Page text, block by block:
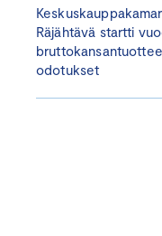
Räjähtävä startti
odotukset